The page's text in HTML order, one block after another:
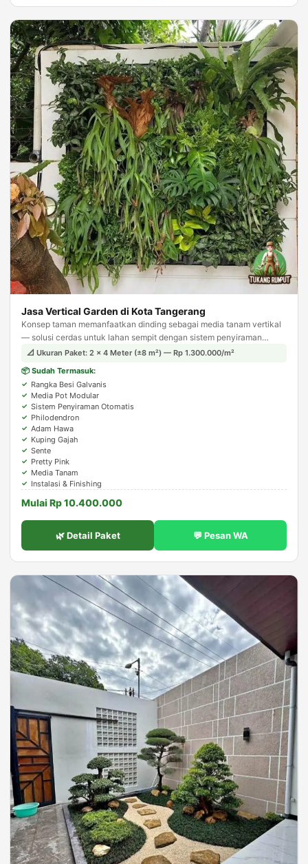
Jasa Vertical Garden di Kota Tangerang
Konsep taman memanfaatkan dinding sebagai media tanam vertikal
— solusi cerdas untuk lahan sempit dengan sistem penyiraman
otomatis agar tanaman tetap terjaga.
📐 Ukuran Paket: 2 × 4 Meter (±8 m²) — Rp 1.300.000/m²
📦 Sudah Termasuk:
Rangka Besi Galvanis
Media Pot Modular
Sistem Penyiraman Otomatis
Philodendron
Adam Hawa
Kuping Gajah
Sente
Pretty Pink
Media Tanam
Instalasi & Finishing
Mulai Rp 10.400.000
🌿 Detail Paket 💬 Pesan WA